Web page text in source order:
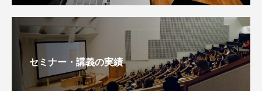
セミナー・講義の実績